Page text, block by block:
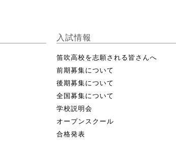
入試情報
笛吹高校を志願される皆さんへ
前期募集について
後期募集について
全国募集について
学校説明会
オープンスクール
合格発表